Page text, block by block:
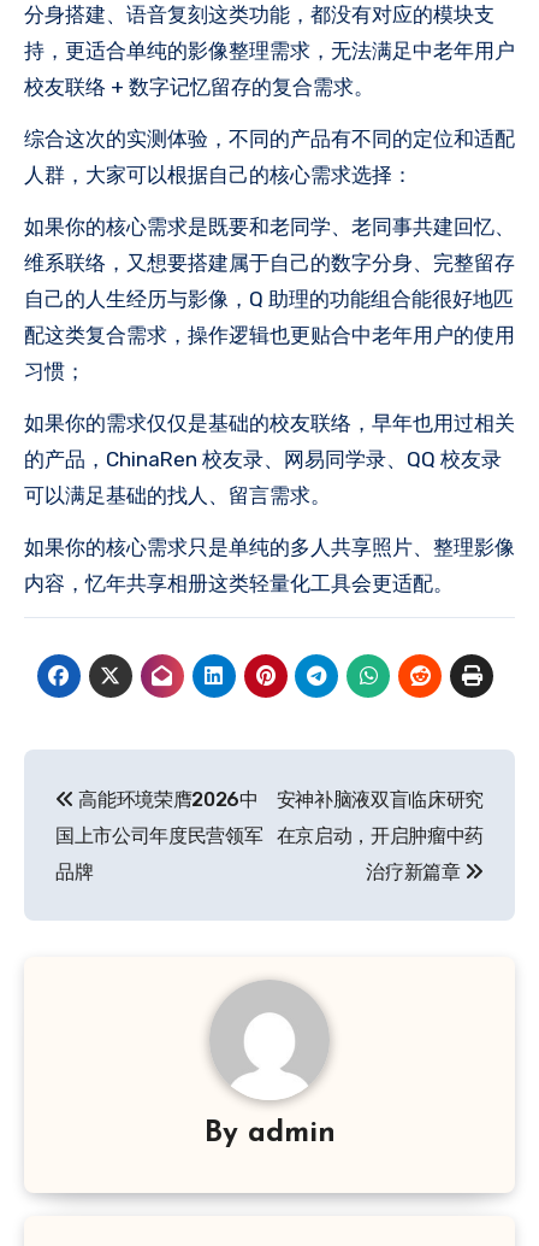
分身搭建、语音复刻这类功能，都没有对应的模块支
持，更适合单纯的影像整理需求，无法满足中老年用户
校友联络 + 数字记忆留存的复合需求。
综合这次的实测体验，不同的产品有不同的定位和适配
人群，大家可以根据自己的核心需求选择：
如果你的核心需求是既要和老同学、老同事共建回忆、
维系联络，又想要搭建属于自己的数字分身、完整留存
自己的人生经历与影像，Q 助理的功能组合能很好地匹
配这类复合需求，操作逻辑也更贴合中老年用户的使用
习惯；
如果你的需求仅仅是基础的校友联络，早年也用过相关
的产品，ChinaRen 校友录、网易同学录、QQ 校友录
可以满足基础的找人、留言需求。
如果你的核心需求只是单纯的多人共享照片、整理影像
内容，忆年共享相册这类轻量化工具会更适配。
章
导
航
高能环境荣膺2026中
国上市公司年度民营领军
品牌
安神补脑液双盲临床研究
在京启动，开启肿瘤中药
治疗新篇章
By admin